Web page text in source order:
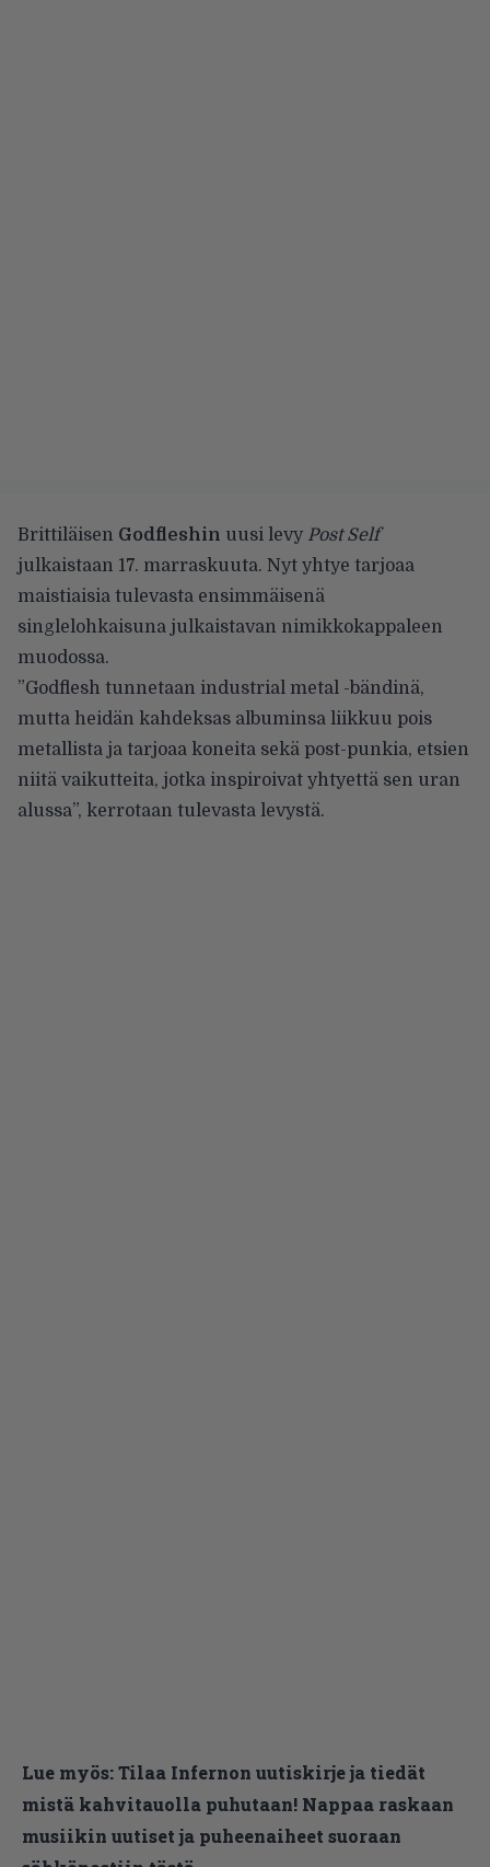
Brittiläisen Godfleshin uusi levy Post Self
julkaistaan 17. marraskuuta. Nyt yhtye tarjoaa
maistiaisia tulevasta ensimmäisenä
singlelohkaisuna julkaistavan nimikkokappaleen
muodossa.
”Godflesh tunnetaan industrial metal -bändinä,
mutta heidän kahdeksas albuminsa liikkuu pois
metallista ja tarjoaa koneita sekä post-punkia, etsien
niitä vaikutteita, jotka inspiroivat yhtyettä sen uran
alussa”, kerrotaan tulevasta levystä.
Lue myös:Tilaa Infernon uutiskirje ja tiedät
mistä kahvitauolla puhutaan! Nappaa raskaan
musiikin uutiset ja puheenaiheet suoraan